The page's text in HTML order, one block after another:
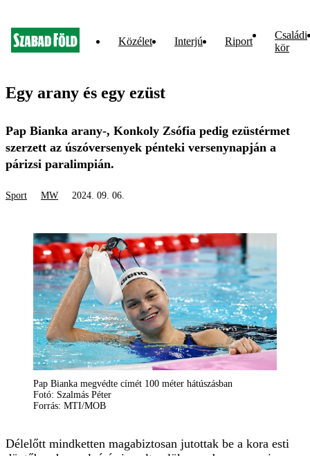
Közélet Interjú Riport
Családi
kör
Egy arany és egy ezüst
Pap Bianka arany-, Konkoly Zsófia pedig ezüstérmet
szerzett az úszóversenyek pénteki versenynapján a
párizsi paralimpián.
Sport MW 2024. 09. 06.
Pap Bianka megvédte címét 100 méter hátúszásban
Fotó: Szalmás Péter
Forrás: MTI/MOB
Délelőtt mindketten magabiztosan jutottak be a kora esti